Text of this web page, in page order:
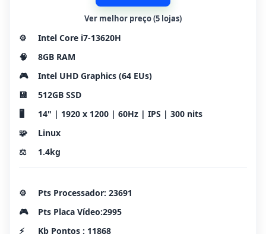
Ver melhor preço (5 lojas)
⚙️
Intel Core i7-13620H
🧠
8GB RAM
🎮
Intel UHD Graphics (64 EUs)
💾
512GB SSD
🖥️
14" | 1920 x 1200 | 60Hz | IPS | 300 nits
🧩
Linux
⚖️
1.4kg
⚙️
Pts Processador: 23691
🎮
Pts Placa Vídeo:2995
⚡
Kb Pontos : 11868